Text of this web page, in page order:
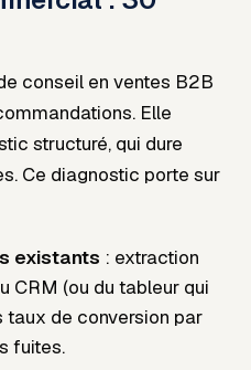
conseil en ventes B2B
Elle
structuré, qui dure
Ce diagnostic porte sur
existants : extraction
CRM (ou du tableur qui
taux de conversion par
fuites.